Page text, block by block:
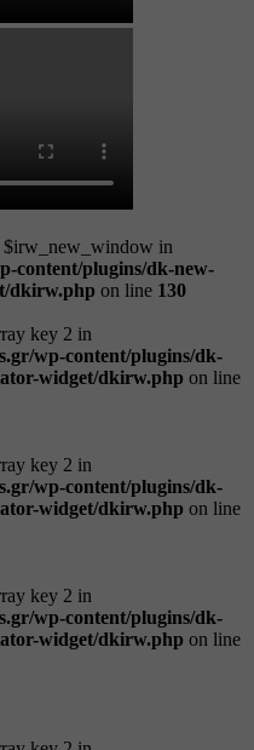
$irw_new_window in
content/plugins/dk-new-
dkirw.php on line 130
key 2 in
wp-content/plugins/dk-
widget/dkirw.php on line
key 2 in
wp-content/plugins/dk-
widget/dkirw.php on line
key 2 in
wp-content/plugins/dk-
widget/dkirw.php on line